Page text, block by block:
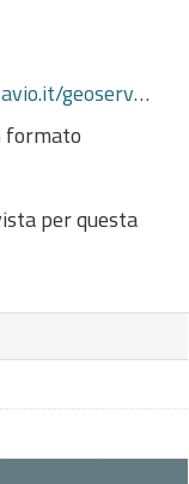
zip
formato
per questa